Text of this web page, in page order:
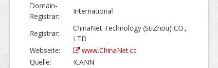
Domain-
Registrar:
International
Registrar:
ChinaNet Technology (SuZhou) CO.,
LTD
Webseite:
www.ChinaNet.cc
Quelle:
ICANN